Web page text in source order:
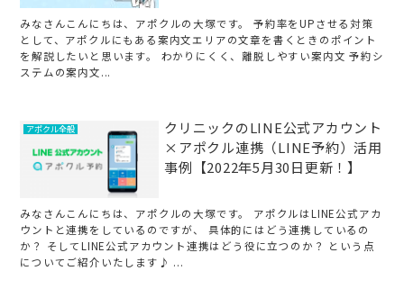
みなさんこんにちは、アポクルの大塚です。 予約率をUPさせる対策
として、アポクルにもある案内文エリアの文章を書くときのポイント
を解説したいと思います。 わかりにくく、離脱しやすい案内文 予約シ
ステムの案内文...
アポクル全般
クリニックのLINE公式アカウント
×アポクル連携（LINE予約）活用
事例【2022年5月30日更新！】
みなさんこんにちは、アポクルの大塚です。 アポクルはLINE公式アカ
ウントと連携をしているのですが、 具体的にはどう連携しているの
か？ そしてLINE公式アカウント連携はどう役に立つのか？ という点
についてご紹介いたします♪ ...